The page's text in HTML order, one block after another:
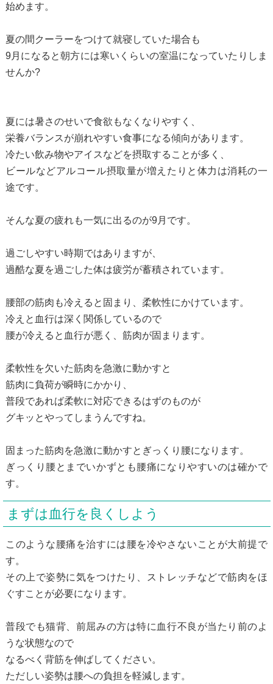
始めます。
夏の間クーラーをつけて就寝していた場合も
9月になると朝方には寒いくらいの室温になっていたりしま
せんか?
夏には暑さのせいで食欲もなくなりやすく、
栄養バランスが崩れやすい食事になる傾向があります。
冷たい飲み物やアイスなどを摂取することが多く、
ビールなどアルコール摂取量が増えたりと体力は消耗の一
途です。
そんな夏の疲れも一気に出るのが9月です。
過ごしやすい時期ではありますが、
過酷な夏を過ごした体は疲労が蓄積されています。
腰部の筋肉も冷えると固まり、柔軟性にかけています。
冷えと血行は深く関係しているので
腰が冷えると血行が悪く、筋肉が固まります。
柔軟性を欠いた筋肉を急激に動かすと
筋肉に負荷が瞬時にかかり、
普段であれば柔軟に対応できるはずのものが
グキッとやってしまうんですね。
固まった筋肉を急激に動かすとぎっくり腰になります。
ぎっくり腰とまでいかずとも腰痛になりやすいのは確かで
す。
まずは血行を良くしよう
このような腰痛を治すには腰を冷やさないことが大前提で
す。
その上で姿勢に気をつけたり、ストレッチなどで筋肉をほ
ぐすことが必要になります。
普段でも猫背、前屈みの方は特に血行不良が当たり前のよ
うな状態なので
なるべく背筋を伸ばしてください。
ただしい姿勢は腰への負担を軽減します。